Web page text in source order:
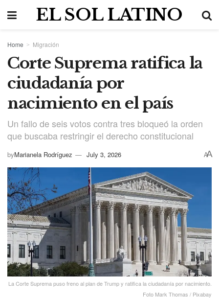
EL SOL LATINO
Home Migración
Corte Suprema ratifica la
ciudadanía por
nacimiento en el país
Un fallo de seis votos contra tres bloqueó la orden
que buscaba restringir el derecho constitucional
byMarianela Rodríguez July 3, 2026 AA
La Corte Suprema puso freno al plan de Trump y ratifica la ciudadanía por nacimiento.
Foto Mark Thomas / Pixabay